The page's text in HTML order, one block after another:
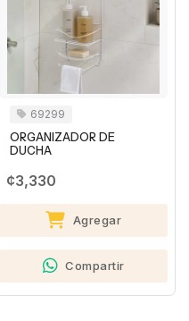
69299
ORGANIZADOR DE
DUCHA
¢3,330
Agregar
Compartir